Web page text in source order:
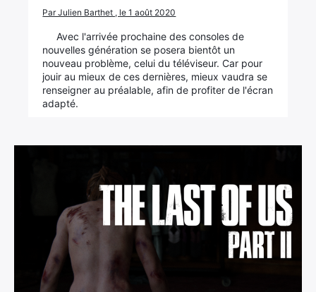
Par Julien Barthet , le 1 août 2020
Avec l'arrivée prochaine des consoles de
nouvelles génération se posera bientôt un
nouveau problème, celui du téléviseur. Car pour
jouir au mieux de ces dernières, mieux vaudra se
renseigner au préalable, afin de profiter de l'écran
adapté.